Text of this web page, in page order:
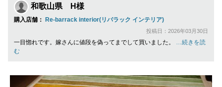
和歌山県 H様
購入店舗： Re-barrack interior(リバラック インテリア)
投稿日：2026年03月30日
一目惚れです。嫁さんに値段を偽ってまでして買いました。 …続きを読
む